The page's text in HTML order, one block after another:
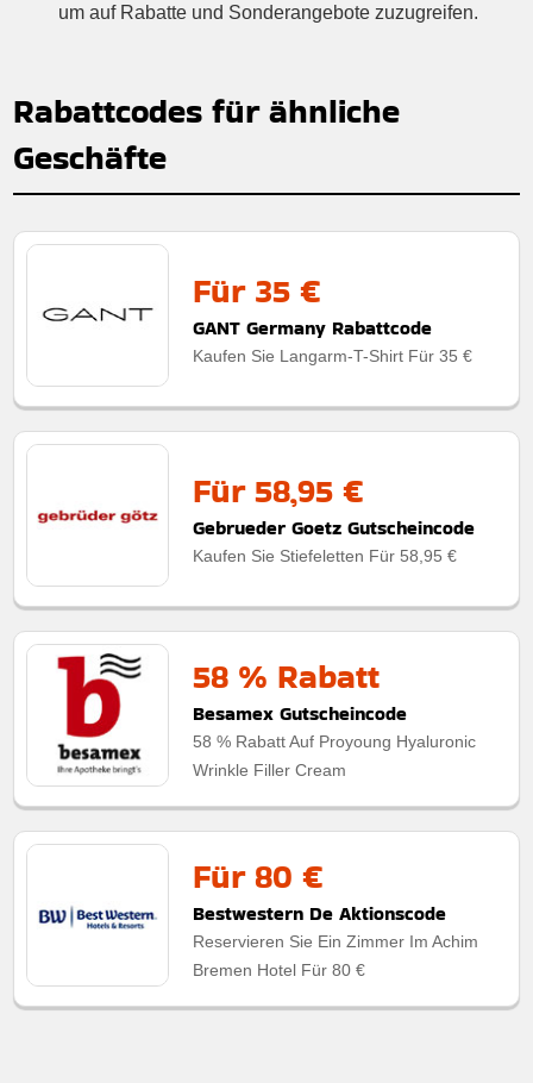
um auf Rabatte und Sonderangebote zuzugreifen.
Rabattcodes für ähnliche
Geschäfte
Für 35 €
GANT Germany Rabattcode
Kaufen Sie Langarm-T-Shirt Für 35 €
Für 58,95 €
Gebrueder Goetz Gutscheincode
Kaufen Sie Stiefeletten Für 58,95 €
58 % Rabatt
Besamex Gutscheincode
58 % Rabatt Auf Proyoung Hyaluronic
Wrinkle Filler Cream
Für 80 €
Bestwestern De Aktionscode
Reservieren Sie Ein Zimmer Im Achim
Bremen Hotel Für 80 €